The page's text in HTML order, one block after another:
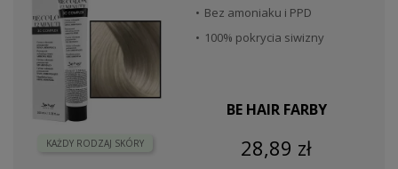
KAŻDY RODZAJ SKÓRY
Bez amoniaku i PPD
100% pokrycia siwizny
BE HAIR FARBY
28,89 zł